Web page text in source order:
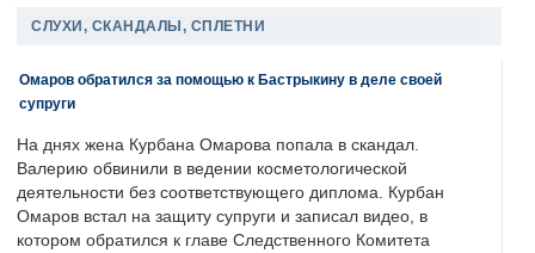
СЛУХИ, СКАНДАЛЫ, СПЛЕТНИ
Омаров обратился за помощью к Бастрыкину в деле своей
супруги
На днях жена Курбана Омарова попала в скандал.
Валерию обвинили в ведении косметологической
деятельности без соответствующего диплома. Курбан
Омаров встал на защиту супруги и записал видео, в
котором обратился к главе Следственного Комитета